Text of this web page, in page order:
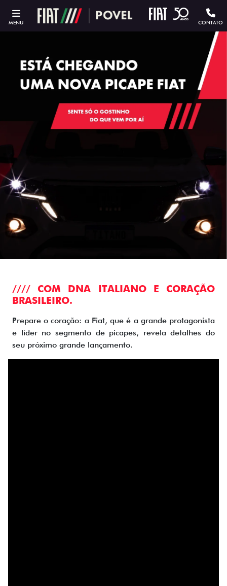
MENU CONTATO
//// COM DNA ITALIANO E CORAÇÃO
BRASILEIRO.
Prepare o coração: a Fiat, que é a grande protagonista
e líder no segmento de picapes, revela detalhes do
seu próximo grande lançamento.